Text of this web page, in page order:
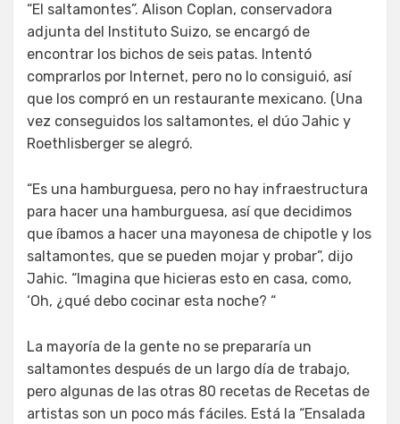
“El saltamontes”. Alison Coplan, conservadora
adjunta del Instituto Suizo, se encargó de
encontrar los bichos de seis patas. Intentó
comprarlos por Internet, pero no lo consiguió, así
que los compró en un restaurante mexicano. (Una
vez conseguidos los saltamontes, el dúo Jahic y
Roethlisberger se alegró.
“Es una hamburguesa, pero no hay infraestructura
para hacer una hamburguesa, así que decidimos
que íbamos a hacer una mayonesa de chipotle y los
saltamontes, que se pueden mojar y probar”, dijo
Jahic. “Imagina que hicieras esto en casa, como,
‘Oh, ¿qué debo cocinar esta noche? “
La mayoría de la gente no se prepararía un
saltamontes después de un largo día de trabajo,
pero algunas de las otras 80 recetas de Recetas de
artistas son un poco más fáciles. Está la “Ensalada